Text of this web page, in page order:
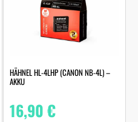
HÄHNEL HL-4LHP (CANON NB-4L) –
AKKU
16,90€